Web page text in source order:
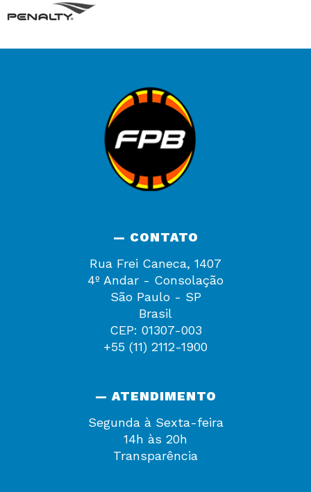
— CONTATO
Rua Frei Caneca, 1407
4º Andar - Consolação
São Paulo - SP
Brasil
CEP: 01307-003
+55 (11) 2112-1900
— ATENDIMENTO
Segunda à Sexta-feira
14h às 20h
Transparência